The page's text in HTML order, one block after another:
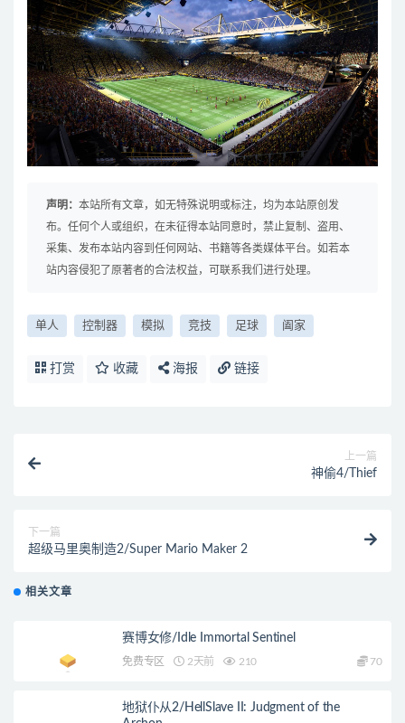
声明： 本站所有文章，如无特殊说明或标注，均为本站原创发
布。任何个人或组织，在未征得本站同意时，禁止复制、盗用、
采集、发布本站内容到任何网站、书籍等各类媒体平台。如若本
站内容侵犯了原著者的合法权益，可联系我们进行处理。
单人 控制器 模拟 竞技 足球 阖家
打赏 收藏 海报 链接
上一篇
神偷4/Thief
下一篇
超级马里奥制造2/Super Mario Maker 2
相关文章
赛博女修/Idle Immortal Sentinel
免费专区 2天前 210 70
地狱仆从2/HellSlave II: Judgment of the